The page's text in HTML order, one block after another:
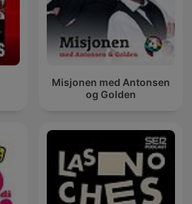
Misjonen med Antonsen
og Golden